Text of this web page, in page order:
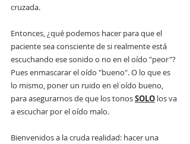
cruzada.
Entonces, ¿qué podemos hacer para que el
paciente sea consciente de si realmente está
escuchando ese sonido o no en el oído "peor"?
Pues enmascarar el oído "bueno". O lo que es
lo mismo, poner un ruido en el oído bueno,
para asegurarnos de que los tonos SOLO los va
a escuchar por el oído malo.
Bienvenidos a la cruda realidad: hacer una